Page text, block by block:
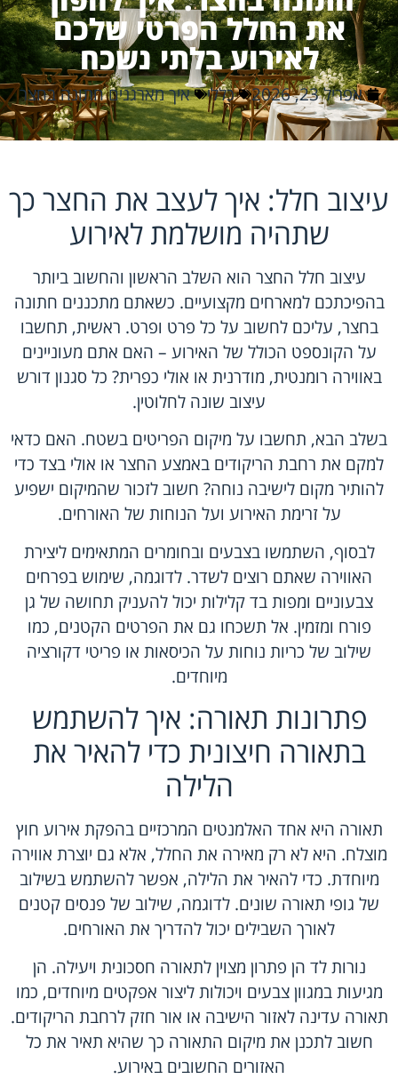
את החלל הפרטי שלכם
לאירוע בלתי נשכח
אפריל 23, 2026 כללי איך מארגנים חתונה בחצר
עיצוב חלל: איך לעצב את החצר כך
שתהיה מושלמת לאירוע
עיצוב חלל החצר הוא השלב הראשון והחשוב ביותר
בהפיכתכם למארחים מקצועיים. כשאתם מתכננים חתונה
בחצר, עליכם לחשוב על כל פרט ופרט. ראשית, תחשבו
על הקונספט הכולל של האירוע – האם אתם מעוניינים
באווירה רומנטית, מודרנית או אולי כפרית? כל סגנון דורש
עיצוב שונה לחלוטין.
בשלב הבא, תחשבו על מיקום הפריטים בשטח. האם כדאי
למקם את רחבת הריקודים באמצע החצר או אולי בצד כדי
להותיר מקום לישיבה נוחה? חשוב לזכור שהמיקום ישפיע
על זרימת האירוע ועל הנוחות של האורחים.
לבסוף, השתמשו בצבעים ובחומרים המתאימים ליצירת
האווירה שאתם רוצים לשדר. לדוגמה, שימוש בפרחים
צבעוניים ומפות בד קלילות יכול להעניק תחושה של גן
פורח ומזמין. אל תשכחו גם את הפרטים הקטנים, כמו
שילוב של כריות נוחות על הכיסאות או פריטי דקורציה
מיוחדים.
פתרונות תאורה: איך להשתמש
בתאורה חיצונית כדי להאיר את
הלילה
תאורה היא אחד האלמנטים המרכזיים בהפקת אירוע חוץ
מוצלח. היא לא רק מאירה את החלל, אלא גם יוצרת אווירה
מיוחדת. כדי להאיר את הלילה, אפשר להשתמש בשילוב
של גופי תאורה שונים. לדוגמה, שילוב של פנסים קטנים
לאורך השבילים יכול להדריך את האורחים.
נורות לד הן פתרון מצוין לתאורה חסכונית ויעילה. הן
מגיעות במגוון צבעים ויכולות ליצור אפקטים מיוחדים, כמו
תאורה עדינה לאזור הישיבה או אור חזק לרחבת הריקודים.
חשוב לתכנן את מיקום התאורה כך שהיא תאיר את כל
האזורים החשובים באירוע.